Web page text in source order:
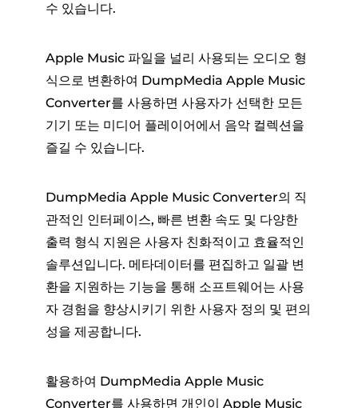
수 있습니다.
Apple Music 파일을 널리 사용되는 오디오 형
식으로 변환하여 DumpMedia Apple Music
Converter를 사용하면 사용자가 선택한 모든
기기 또는 미디어 플레이어에서 음악 컬렉션을
즐길 수 있습니다.
DumpMedia Apple Music Converter의 직
관적인 인터페이스, 빠른 변환 속도 및 다양한
출력 형식 지원은 사용자 친화적이고 효율적인
솔루션입니다. 메타데이터를 편집하고 일괄 변
환을 지원하는 기능을 통해 소프트웨어는 사용
자 경험을 향상시키기 위한 사용자 정의 및 편의
성을 제공합니다.
활용하여 DumpMedia Apple Music
Converter를 사용하면 개인이 Apple Music